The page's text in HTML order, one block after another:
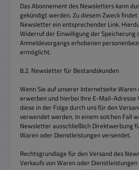
Das Abonnement des Newsletters kann
gekündigt werden. Zu diesem Zweck
Newsletter ein entsprechender Link.
Widerruf der Einwilligung der Speicherung
Anmeldevorgangs erhobenen
ermöglicht.
8.2. Newsletter für Bestandskunden
Wenn Sie auf unserer Internetseite
erwerben und hierbei Ihre E-Mail-Adresse
diese in der Folge durch uns für den
verwendet werden. In einem solchen Fall
Newsletter ausschließlich Direktwerbung
Waren oder Dienstleistungen versendet.
Rechtsgrundlage für den Versand des
Verkaufs von Waren oder Dienstleistungen